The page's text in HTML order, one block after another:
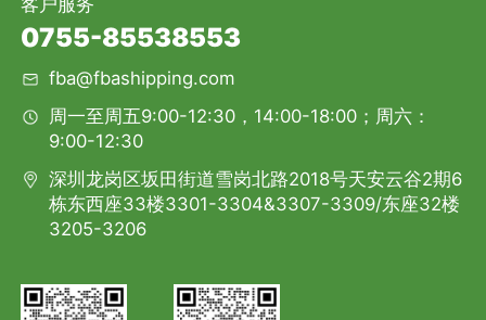
客户服务
0755-85538553
fba@fbashipping.com
周一至周五9:00-12:30，14:00-18:00；周六：
9:00-12:30
深圳龙岗区坂田街道雪岗北路2018号天安云谷2期6
栋东西座33楼3301-3304&3307-3309/东座32楼
3205-3206